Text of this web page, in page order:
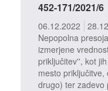
452-171/2021/6
06.12.2022
Nepopolna
izmerjene
priključitev'', kot
mesto
drugo) ter zadevo